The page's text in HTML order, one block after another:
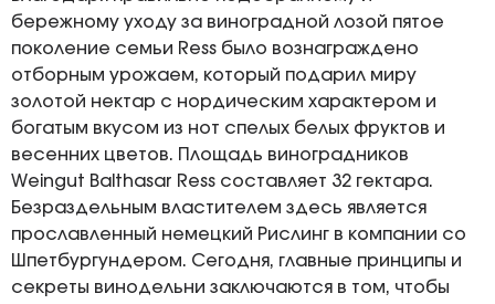
бережному уходу за виноградной лозой пятое
поколение семьи Ress было вознаграждено
отборным урожаем, который подарил миру
золотой нектар с нордическим характером и
богатым вкусом из нот спелых белых фруктов и
весенних цветов. Площадь виноградников
Weingut Balthasar Ress составляет 32 гектара.
Безраздельным властителем здесь является
прославленный немецкий Рислинг в компании со
Шпетбургундером. Сегодня, главные принципы и
секреты винодельни заключаются в том, чтобы